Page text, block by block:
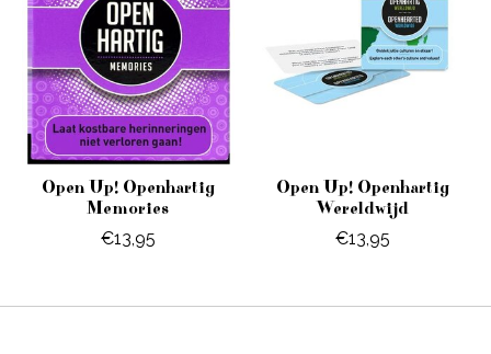
Open Up! Openhartig
Memories
€13,95
Open Up! Openhartig
Wereldwijd
€13,95